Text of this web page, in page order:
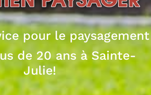
pour le paysagement
de 20 ans à Sainte-
Julie!